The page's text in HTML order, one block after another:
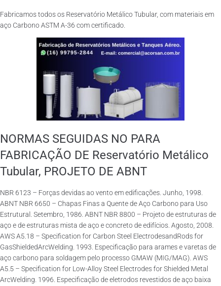
Fabricamos todos os Reservatório Metálico Tubular, com materiais em
aço Carbono ASTM A-36 com certificado.
NORMAS SEGUIDAS NO PARA
FABRICAÇÃO DE Reservatório Metálico
Tubular, PROJETO DE ABNT
NBR 6123 – Forças devidas ao vento em edificações. Junho, 1998.
ABNT NBR 6650 – Chapas Finas a Quente de Aço Carbono para Uso
Estrutural. Setembro, 1986. ABNT NBR 8800 – Projeto de estruturas de
aço e de estruturas mista de aço e concreto de edifícios. Agosto, 2008.
AWS A5.18 – Specification for Carbon Steel ElectrodesandRods for
GasShieldedArcWelding. 1993. Especificação para arames e varetas de
aço carbono para soldagem pelo processo GMAW (MIG/MAG). AWS
A5.5 – Specification for Low-Alloy Steel Electrodes for Shielded Metal
ArcWelding. 1996. Especificação de eletrodos revestidos de aço baixa